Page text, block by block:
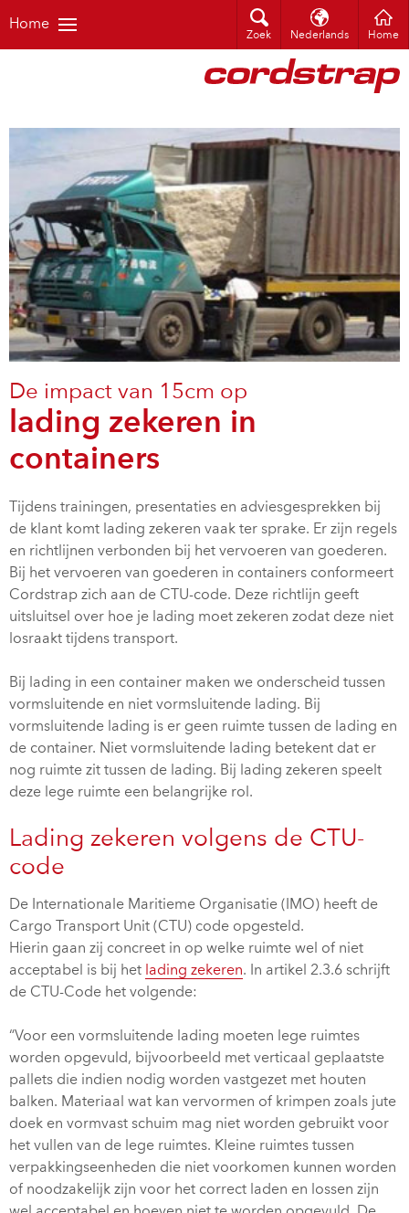
Home
Zoek Nederlands Home
De impact van 15cm op
lading zekeren in
containers
Tijdens trainingen, presentaties en adviesgesprekken bij
de klant komt lading zekeren vaak ter sprake. Er zijn regels
en richtlijnen verbonden bij het vervoeren van goederen.
Bij het vervoeren van goederen in containers conformeert
Cordstrap zich aan de CTU-code. Deze richtlijn geeft
uitsluitsel over hoe je lading moet zekeren zodat deze niet
losraakt tijdens transport.
Bij lading in een container maken we onderscheid tussen
vormsluitende en niet vormsluitende lading. Bij
vormsluitende lading is er geen ruimte tussen de lading en
de container. Niet vormsluitende lading betekent dat er
nog ruimte zit tussen de lading. Bij lading zekeren speelt
deze lege ruimte een belangrijke rol.
Lading zekeren volgens de CTU-
code
De Internationale Maritieme Organisatie (IMO) heeft de
Cargo Transport Unit (CTU) code opgesteld.
Hierin gaan zij concreet in op welke ruimte wel of niet
acceptabel is bij het lading zekeren. In artikel 2.3.6 schrijft
de CTU-Code het volgende:
“Voor een vormsluitende lading moeten lege ruimtes
worden opgevuld, bijvoorbeeld met verticaal geplaatste
pallets die indien nodig worden vastgezet met houten
balken. Materiaal wat kan vervormen of krimpen zoals jute
doek en vormvast schuim mag niet worden gebruikt voor
het vullen van de lege ruimtes. Kleine ruimtes tussen
verpakkingseenheden die niet voorkomen kunnen worden
of noodzakelijk zijn voor het correct laden en lossen zijn